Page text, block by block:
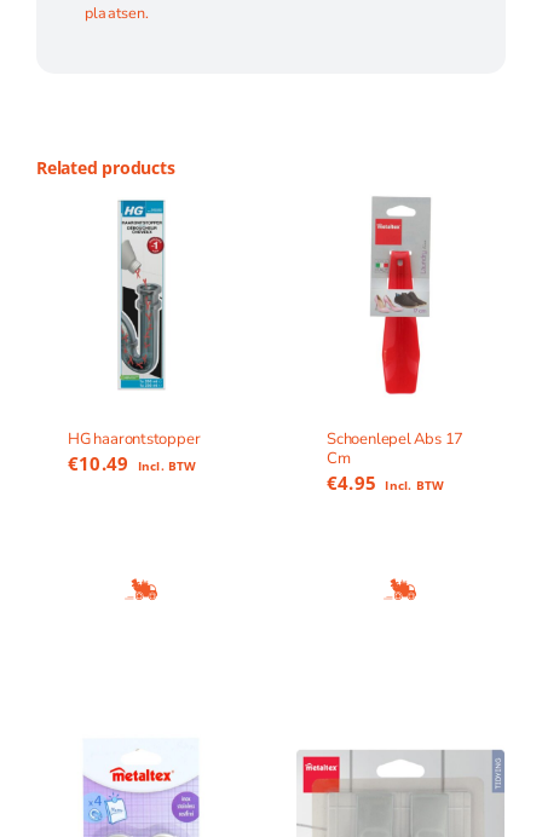
plaatsen.
Related products
HG haarontstopper
€10.49 Incl. BTW
Schoenlepel Abs 17
Cm
€4.95 Incl. BTW